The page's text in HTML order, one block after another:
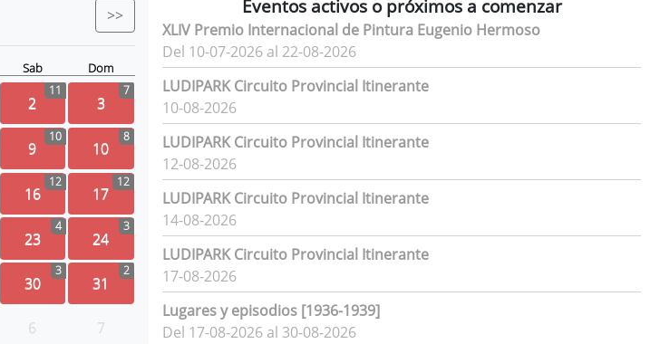
>>
Sab Dom
2
11
3
7
9
10
10
8
16
12
17
12
23
4
24
3
30
3
31
2
6 7
Eventos activos o próximos a comenzar
XLIV Premio Internacional de Pintura Eugenio Hermoso
Del 10-07-2026 al 22-08-2026
LUDIPARK Circuito Provincial Itinerante
10-08-2026
LUDIPARK Circuito Provincial Itinerante
12-08-2026
LUDIPARK Circuito Provincial Itinerante
14-08-2026
LUDIPARK Circuito Provincial Itinerante
17-08-2026
Lugares y episodios [1936-1939]
Del 17-08-2026 al 30-08-2026